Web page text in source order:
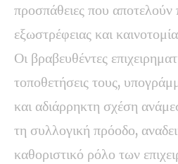
προσπάθειες που αποτελούν
εξωστρέφειας και
Οι βραβευθέντες
τοποθετήσεις τους,
και αδιάρρηκτη σχέση
τη συλλογική πρόοδο,
καθοριστικό ρόλο των